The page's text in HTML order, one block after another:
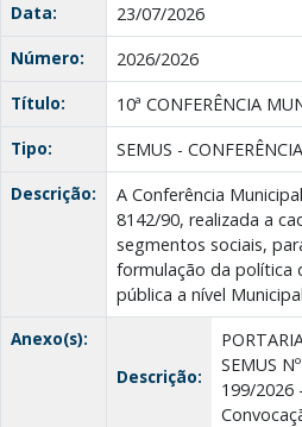
Data:
23/07/2026
Número:
2026/2026
Título:
10ª CONFERÊNCIA
Tipo:
SEMUS -
Descrição:
A Conferência
8142/90, realizada a
segmentos sociais,
formulação da política
pública a nível
Anexo(s):
Descrição:
SEMUS Nº
199/2026 -